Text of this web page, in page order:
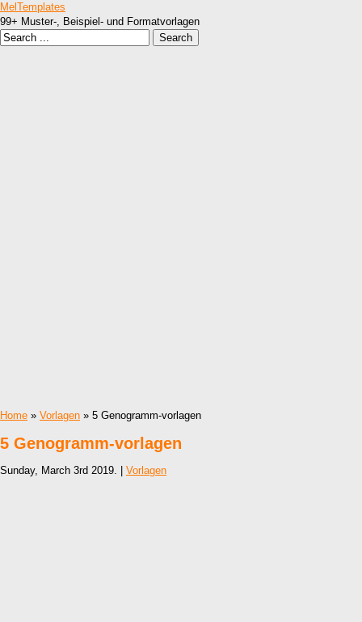
MelTemplates
99+ Muster-, Beispiel- und Formatvorlagen
Home » Vorlagen » 5 Genogramm-vorlagen
5 Genogramm-vorlagen
Sunday, March 3rd 2019. | Vorlagen